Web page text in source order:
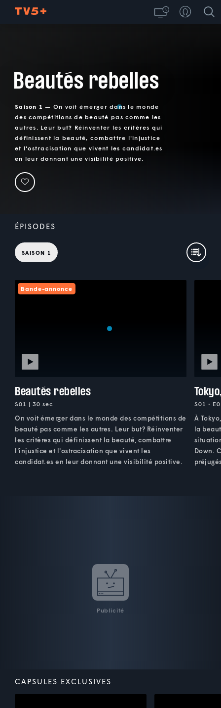
Beautés rebelles
Saison 1 — On voit émerger dans le monde
des compétitions de beauté pas comme les
autres. Leur but? Réinventer les critères qui
définissent la beauté, combattre l'injustice
et l'ostracisation que vivent les candidat.es
en leur donnant une visibilité positive.
ÉPISODES
SAISON 1
Bande-annonce
Beautés rebelles
S01 | 30 sec
On voit émerger dans le monde des compétitions de
beauté pas comme les autres. Leur but? Réinventer
les critères qui définissent la beauté, combattre
l'injustice et l'ostracisation que vivent les
candidat.es en leur donnant une visibilité positive.
S01 •
À
la
Down.
Publicité
CAPSULES EXCLUSIVES